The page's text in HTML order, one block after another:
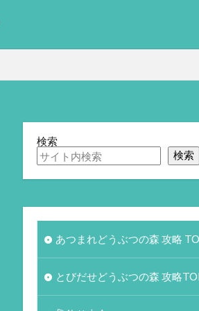
検索
検索
あつまれどうぶつの森 攻略
とびだせどうぶつの森 攻略